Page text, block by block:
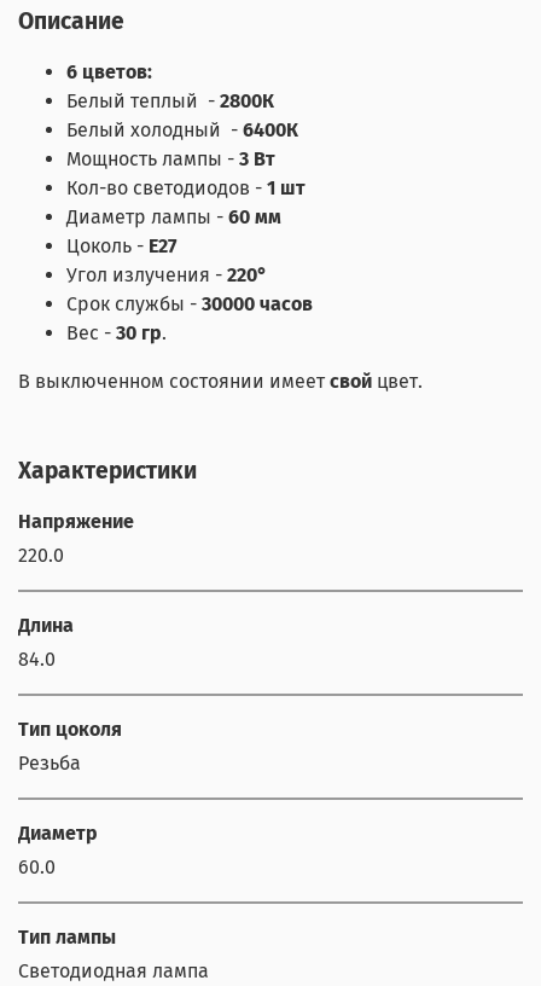
Описание
6 цветов:
Белый теплый - 2800К
Белый холодный - 6400К
Мощность лампы - 3 Вт
Кол-во светодиодов - 1 шт
Диаметр лампы - 60 мм
Цоколь - Е27
Угол излучения - 220°
Срок службы - 30000 часов
Вес - 30 гр.
В выключенном состоянии имеетсвой цвет.
Характеристики
Напряжение
220.0
Длина
84.0
Тип цоколя
Резьба
Диаметр
60.0
Тип лампы
Светодиодная лампа